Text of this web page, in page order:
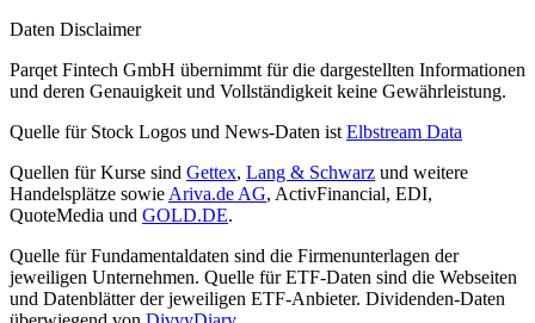
Daten Disclaimer
Parqet Fintech GmbH übernimmt für die dargestellten Informationen
und deren Genauigkeit und Vollständigkeit keine Gewährleistung.
Quelle für Stock Logos und News-Daten ist Elbstream Data
Quellen für Kurse sind Gettex, Lang & Schwarz und weitere
Handelsplätze sowie Ariva.de AG, ActivFinancial, EDI,
QuoteMedia und GOLD.DE.
Quelle für Fundamentaldaten sind die Firmenunterlagen der
jeweiligen Unternehmen. Quelle für ETF-Daten sind die Webseiten
und Datenblätter der jeweiligen ETF-Anbieter. Dividenden-Daten